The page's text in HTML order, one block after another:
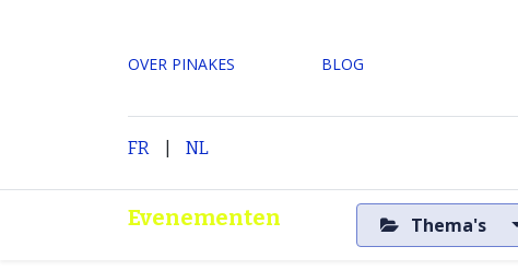
OVER PINAKES ​BLOG
FR | NL
Evenementen Thema's